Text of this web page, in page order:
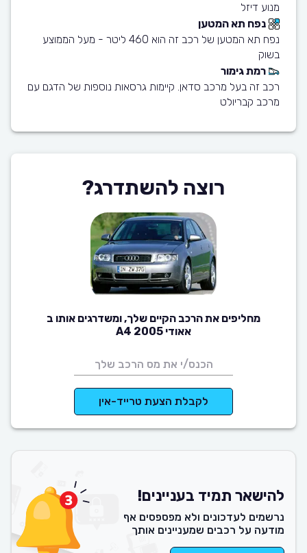
מנוע דיזל
נפח תא המטען
נפח תא המטען של רכב זה הוא 460 ליטר - מעל הממוצע
בשוק
רמת גימור
רכב זה בעל מרכב סדאן. קיימות גרסאות נוספות של הדגם עם
מרכב קבריולט
רוצה להשתדרג?
מחליפים את הרכב הקיים שלך, ומשדרגים אותו ב
אאודי A4 2005
לקבלת הצעת טרייד-אין
להישאר תמיד בעניינים!
נרשמים לעדכונים ולא מפספסים אף
מודעה על רכבים שמעניינים אותך